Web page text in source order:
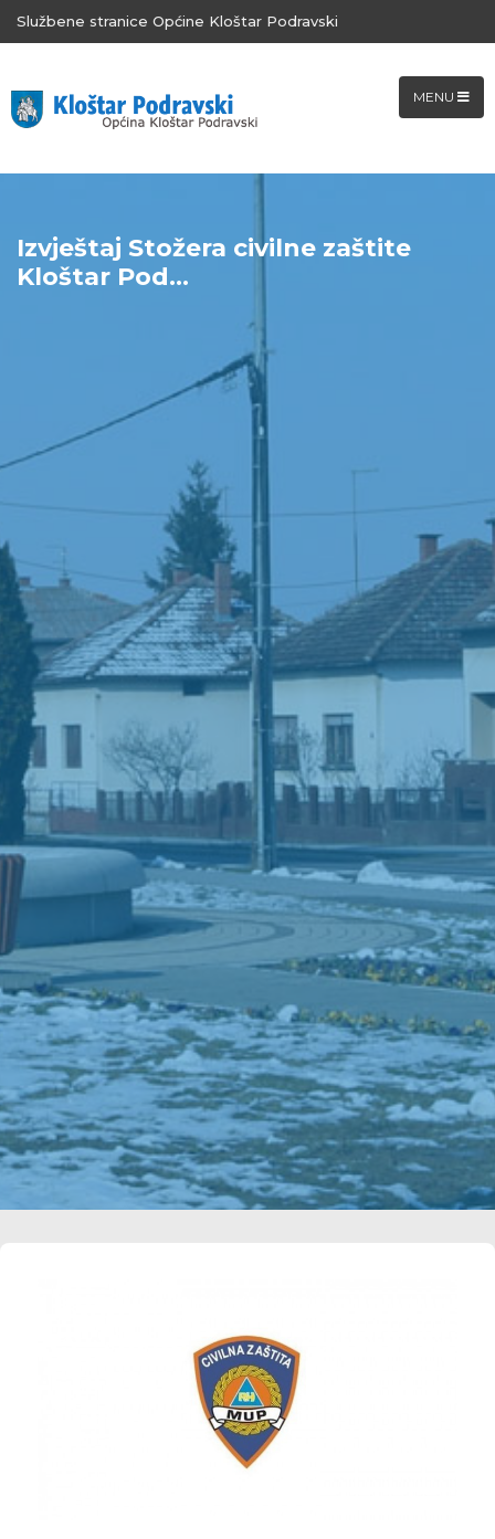
Službene stranice Općine Kloštar Podravski
MENU
Izvještaj Stožera civilne zaštite
Kloštar Pod...